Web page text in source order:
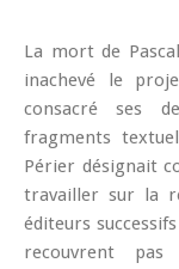
La mort de
inachevé le
consacré ses
fragments
Périer désignait
travailler sur la
éditeurs
recouvrent pas